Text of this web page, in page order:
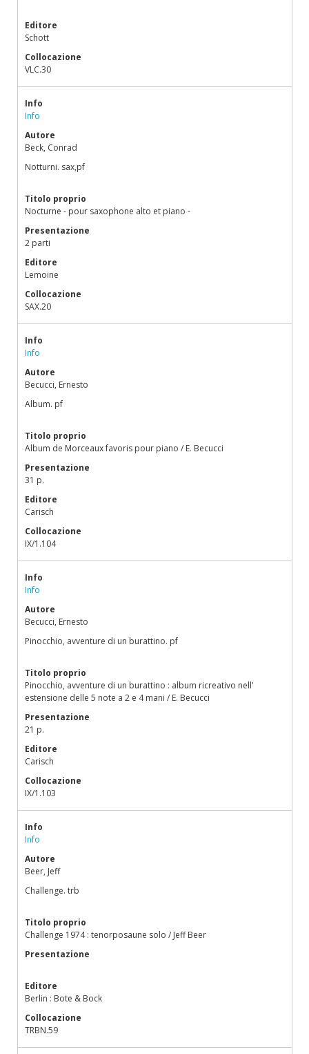
Editore
Schott
Collocazione
VLC.30
Info
Info
Autore
Beck, Conrad
Notturni. sax,pf
Titolo proprio
Nocturne - pour saxophone alto et piano -
Presentazione
2 parti
Editore
Lemoine
Collocazione
SAX.20
Info
Info
Autore
Becucci, Ernesto
Album. pf
Titolo proprio
Album de Morceaux favoris pour piano / E. Becucci
Presentazione
31 p.
Editore
Carisch
Collocazione
IX/1.104
Info
Info
Autore
Becucci, Ernesto
Pinocchio, avventure di un burattino. pf
Titolo proprio
Pinocchio, avventure di un burattino : album ricreativo nell'
estensione delle 5 note a 2 e 4 mani / E. Becucci
Presentazione
21 p.
Editore
Carisch
Collocazione
IX/1.103
Info
Info
Autore
Beer, Jeff
Challenge. trb
Titolo proprio
Challenge 1974 : tenorposaune solo / Jeff Beer
Presentazione
Editore
Berlin : Bote & Bock
Collocazione
TRBN.59